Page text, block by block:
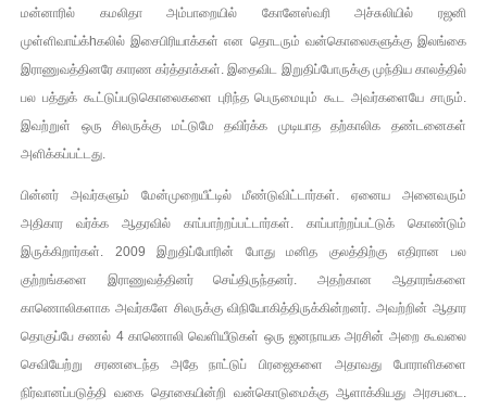
மன்னாரில் கமலிதா அம்பாறையில் கோனேஸ்வரி அச்சுலியில் ரஜனி
முள்ளிவாய்க்hகலில் இசைபிரியாக்கள் என தொடரும் வன்கொலைகளுக்கு இலங்கை
இராணுவத்தினரே காரண கர்த்தாக்கள். இதைவிட இறுதிப்போருக்கு முந்திய காலத்தில்
பல பத்துக் கூட்டுப்படுகொலைகளை புரிந்த பெருமையும் கூட அவர்களையே சாரும்.
இவற்றுள் ஒரு சிலருக்கு மட்டுமே தவிர்க்க முடியாத தற்காலிக தண்டனைகள்
அளிக்கப்பட்டது.
பின்னர் அவர்களும் மேன்முறையீட்டில் மீண்டுவிட்டார்கள். ஏனைய அனைவரும்
அதிகார வர்க்க ஆதரவில் காப்பாற்றப்பட்டார்கள். காப்பாற்றப்பட்டுக் கொண்டும்
இருக்கிறார்கள். 2009 இறுதிப்போரின் போது மனித குலத்திற்கு எதிரான பல
குற்றங்களை இராணுவத்தினர் செய்திருந்தனர். அதற்கான ஆதாரங்களை
காணொலிகளாக அவர்களே சிலருக்கு விநியோகித்திருக்கின்றனர். அவற்றின் ஆதார
தொகுப்பே சணல் 4 காணொலி வெளியீடுகள் ஒரு ஜனநாயக அரசின் அறை கூவலை
செவியேற்று சரணடைந்த அதே நாட்டுப் பிரஜைகளை அதாவது போராளிகளை
நிர்வானப்படுத்தி வகை தொகையின்றி வன்கொடுமைக்கு ஆளாக்கியது அரசபடை.